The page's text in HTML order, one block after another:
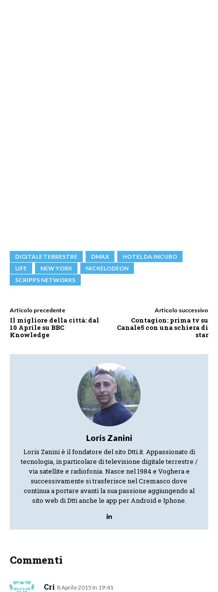
DIGITALE TERRESTRE DMAX
HOTEL DA INCUBO
LIFE
NEW YORK
NICKELODEON
SCRIPPS NETWORKS
Articolo precedente
Il migliore della città: dal
10 Aprile su BBC
Knowledge
Articolo successivo
Contagion: prima tv su
Canale5 con una schiera di
star
Loris Zanini
Loris Zanini è il fondatore del sito Dtti.it. Appassionato di
tecnologia, in particolare di televisione digitale terrestre /
via satellite e radiofonia. Nasce nel 1984 e Voghera e
successivamente si trasferisce nel Cremasco dove
continua a portare avanti la sua passione aggiungendo al
sito web di Dtti anche le app per Android e Iphone.
Commenti
Cri 8 Aprile 2015 In 19:41